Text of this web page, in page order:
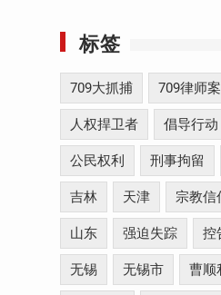
标签
709大抓捕 709律师案
人权捍卫者 倡导行动
公民权利 刑事拘留
吉林 天津 宗教信
山东 强迫失踪 控
无锡 无锡市 曹顺